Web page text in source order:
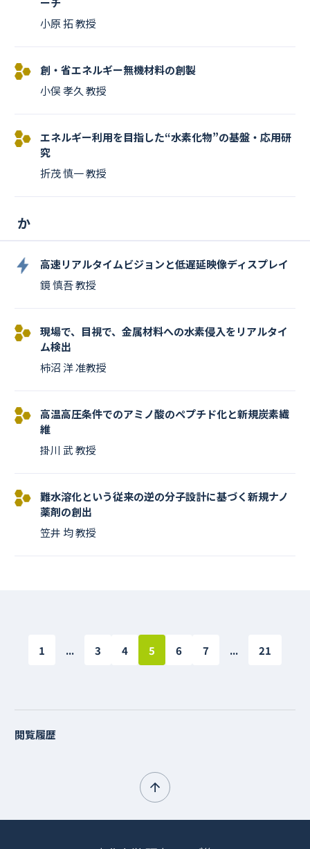
小原 拓 教授
創・省エネルギー無機材料の創製
小俣 孝久 教授
エネルギー利用を目指した“水素化物”の基盤・応用研
究
折茂 慎一 教授
か
高速リアルタイムビジョンと低遅延映像ディスプレイ
鏡 慎吾 教授
現場で、目視で、金属材料への水素侵入をリアルタイ
ム検出
柿沼 洋 准教授
高温高圧条件でのアミノ酸のペプチド化と新規炭素繊
維
掛川 武 教授
難水溶化という従来の逆の分子設計に基づく新規ナノ
薬剤の創出
笠井 均 教授
1 ... 3 4 5 6 7 ... 21
閲覧履歴